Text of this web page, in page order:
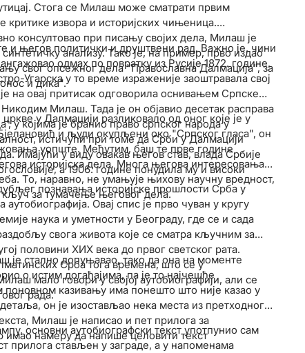
Стога се Милаш може сматрати првим
критике извора и историјских чињеница.
консултовао при писању својих дела, Милаш је
анализу. Тако је, на пример, прво издао
свог опсежног дела "Православна Далмација", за
и дика".
и његов политички и друштвени рад. Важно је, чини
одмах по повратку из Русије 1872. године.
Угарска у то време израженије заоштравала свој
на овај притисак одговорила оснивањем Српске
Милаш. Тада је он објавио десетак расправа
у којима је бранио право српског народа у
истичући при томе да Срби у Далмацији
Имајући у виду овакав његов став, влада Србије
а 1906. године понудила му и високи
у Далмацији разликовало од оног које је у
и људи окупљени око "Српског гласа", он
уопште. Међутим, баш те прве године
историјска дела. Многа његова интересовања
То, наравно, не умањује њихову научну вредност,
кључ за тумачење његовог дела.
познавања историјске прошлости Срба у
Овај спис је прво чуван у кругу
наука и уметности у Београду, где се и сада
свога живота које се сматра кључним за
половини XИX века до првог светског рата.
Срба тога времена, што се у
мало говори у својој аутобиографији, али се
рада.
је стално допуњавао, тако да она на моменте
о истим догађајима, па је то најчешће
казивању има понешто што није казао у
он је изостављао нека места из претходног
Милаш је написао и пет прилога за
имао намеру да напише целовити текст
основни аутобиографски текст употпунио сам
прилога стављен у заграде, а у напоменама